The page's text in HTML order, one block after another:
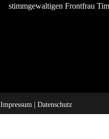
stimmgewaltigen Frontfrau
Impressum |Datenschutz